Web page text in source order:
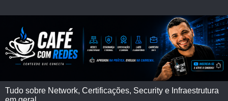
Tudo sobre Network, Certificações, Security e Infraestrutura